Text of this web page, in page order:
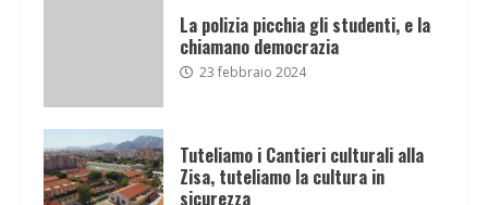
La polizia picchia gli studenti, e la
chiamano democrazia
23 febbraio 2024
Tuteliamo i Cantieri culturali alla
Zisa, tuteliamo la cultura in
sicurezza